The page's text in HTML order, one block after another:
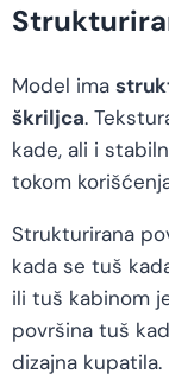
Model ima
škriljca.
kade, ali i
tokom
Strukturirana
kada se tuš
ili tuš kabinom
površina tuš
dizajna kupatila.